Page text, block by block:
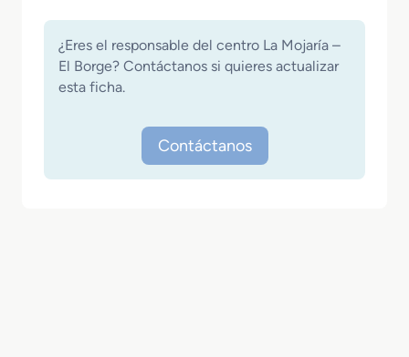
¿Eres el responsable del centro La Mojaría –
El Borge? Contáctanos si quieres actualizar
esta ficha.
Contáctanos